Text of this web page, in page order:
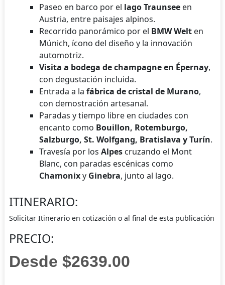
Paseo en barco por el lago Traunsee en
Austria, entre paisajes alpinos.
Recorrido panorámico por el BMW Welt en
Múnich, ícono del diseño y la innovación
automotriz.
Visita a bodega de champagne en Épernay,
con degustación incluida.
Entrada a lafábrica de cristal de Murano,
con demostración artesanal.
Paradas y tiempo libre en ciudades con
encanto como Bouillon, Rotemburgo,
Salzburgo, St. Wolfgang, Bratislava y Turín.
Travesía por losAlpes cruzando el Mont
Blanc, con paradas escénicas como
Chamonixy Ginebra, junto al lago.
ITINERARIO:
Solicitar Itinerario en cotización o al final de esta publicación
PRECIO:
Desde $2639.00